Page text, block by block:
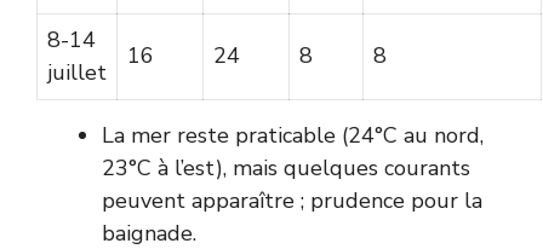
8-14
juillet
16 24 8 8
La mer reste praticable (24°C au nord,
23°C à l’est), mais quelques courants
peuvent apparaître ; prudence pour la
baignade.